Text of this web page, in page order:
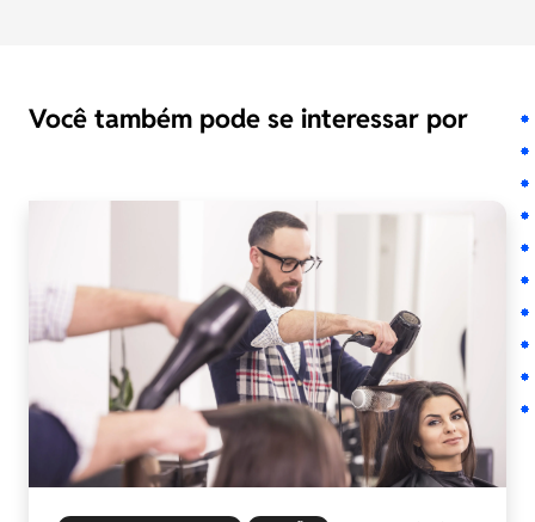
Você também pode se interessar por